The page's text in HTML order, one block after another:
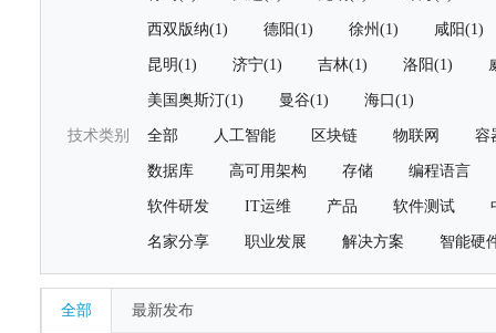
西双版纳(1) 德阳(1) 徐州(1) 咸阳(1)
昆明(1) 济宁(1) 吉林(1) 洛阳(1)
美国奥斯汀(1) 曼谷(1) 海口(1)
技术类别 全部 人工智能 区块链 物联网 容
数据库 高可用架构 存储 编程语言
软件研发 IT运维 产品 软件测试
名家分享 职业发展 解决方案 智能硬
全部 最新发布